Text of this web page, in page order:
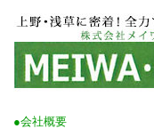
●会社概要